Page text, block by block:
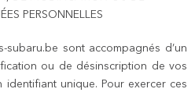
PERSONNELLES
subaru.be sont accompagnés d’un
ou de désinscription de vos
unique. Pour exercer ces